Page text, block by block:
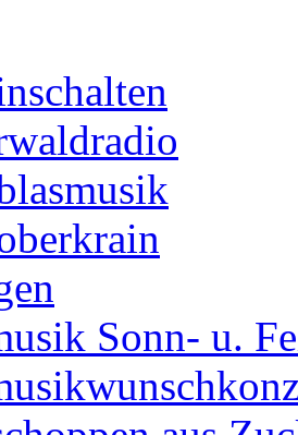
Sonn- u.